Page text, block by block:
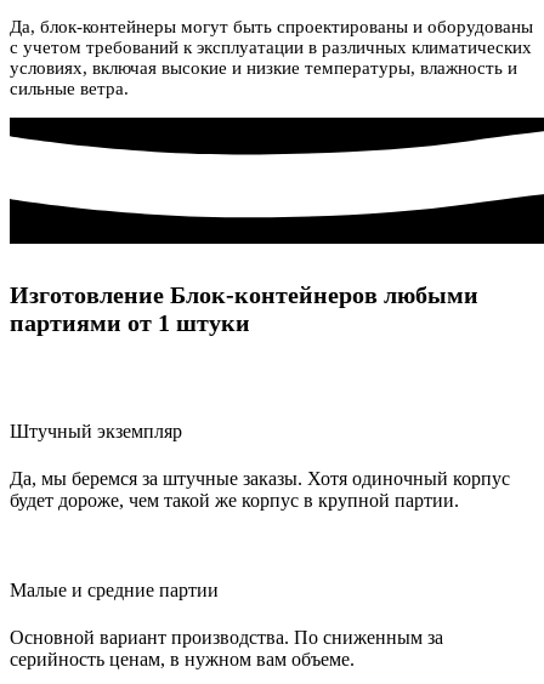
Да, блок-контейнеры могут быть спроектированы и оборудованы
с учетом требований к эксплуатации в различных климатических
условиях, включая высокие и низкие температуры, влажность и
сильные ветра.
Изготовление Блок-контейнеров любыми
партиями от 1 штуки
Штучный экземпляр
Да, мы беремся за штучные заказы. Хотя одиночный корпус
будет дороже, чем такой же корпус в крупной партии.
Малые и средние партии
Основной вариант производства. По сниженным за
серийность ценам, в нужном вам объеме.